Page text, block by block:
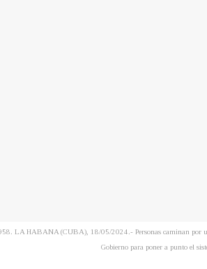
LA HABANA (CUBA), 18/05/2024.- Personas caminan por
Gobierno para poner a punto el